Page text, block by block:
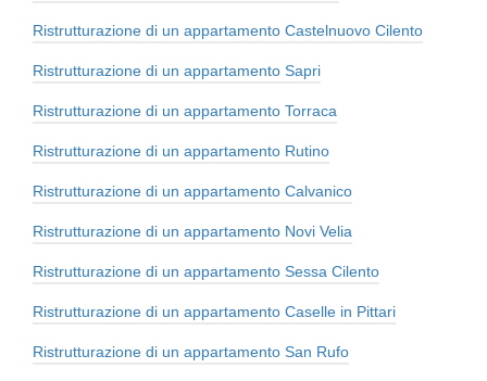
Ristrutturazione di un appartamento Castelnuovo Cilento
Ristrutturazione di un appartamento Sapri
Ristrutturazione di un appartamento Torraca
Ristrutturazione di un appartamento Rutino
Ristrutturazione di un appartamento Calvanico
Ristrutturazione di un appartamento Novi Velia
Ristrutturazione di un appartamento Sessa Cilento
Ristrutturazione di un appartamento Caselle in Pittari
Ristrutturazione di un appartamento San Rufo